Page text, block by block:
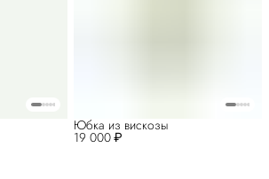
19 000 ₽
Юбка из вискозы